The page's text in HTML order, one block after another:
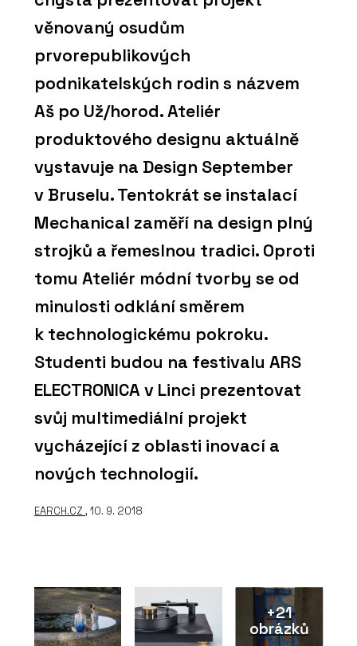
věnovaný osudům
prvorepublikových
podnikatelských rodin s názvem
Aš po Už/horod. Ateliér
produktového designu aktuálně
vystavuje na Design September
v Bruselu. Tentokrát se instalací
Mechanical zaměří na design plný
strojků a řemeslnou tradici. Oproti
tomu Ateliér módní tvorby se od
minulosti odklání směrem
k technologickému pokroku.
Studenti budou na festivalu ARS
ELECTRONICA v Linci prezentovat
svůj multimediální projekt
vycházející z oblasti inovací a
nových technologií.
EARCH.CZ , 10. 9. 2018
+21
obrázků